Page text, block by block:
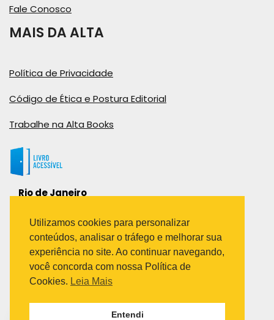
Fale Conosco
MAIS DA ALTA
Política de Privacidade
Código de Ética e Postura Editorial
Trabalhe na Alta Books
Rio de Janeiro
Bairro Industrial do Jacaré
Rio de Janeiro – RJ – CEP: 20970-031
Telefone:
(21) 3278-8069
(21) 3995-7512
Utilizamos cookies para personalizar
conteúdos, analisar o tráfego e melhorar sua
experiência no site. Ao continuar navegando,
você concorda com nossa Política de
Cookies. Leia Mais
Entendi